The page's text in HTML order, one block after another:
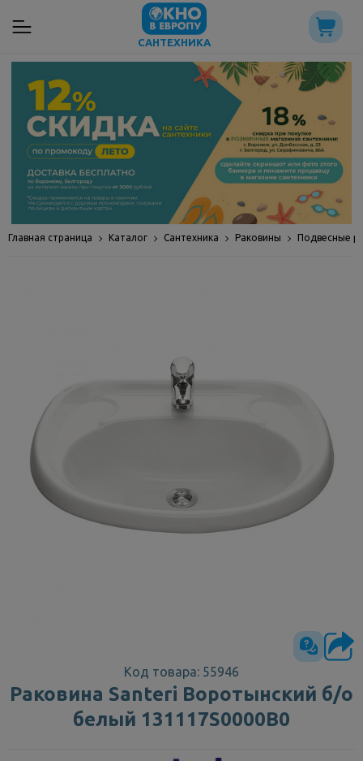
САНТЕХНИКА
Главная страница Каталог Сантехника Раковины Подвесные
Код товара: 55946
Раковина Santeri Воротынский б/о
белый 131117S0000B0